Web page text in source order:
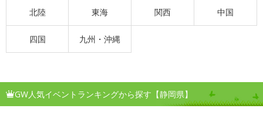
北陸 東海 関西 中国
四国 九州・沖縄
GW人気イベントランキングから探す【静岡県】